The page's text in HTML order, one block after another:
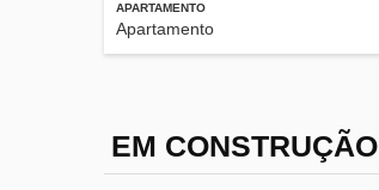
APARTAMENTO
Apartamento
EM CONSTRUÇÃO